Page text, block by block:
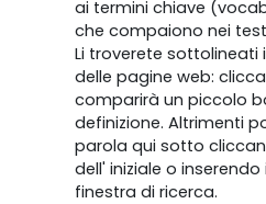
ai termini chiave
che compaiono nei
Li troverete sottolineati
delle pagine web:
comparirà un piccolo
definizione. Altrimenti
parola qui sotto
dell' iniziale o
finestra di ricerca.